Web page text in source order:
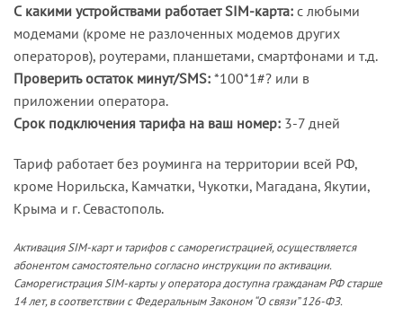
С какими устройствами работает SIM-карта: с любыми
модемами (кроме не разлоченных модемов других
операторов), роутерами, планшетами, смартфонами и т.д.
Проверить остаток минут/SMS: *100*1#? или в
приложении оператора.
Срок подключения тарифа на ваш номер: 3-7 дней
Тариф работает без роуминга на территории всей РФ,
кроме Норильска, Камчатки, Чукотки, Магадана, Якутии,
Крыма и г. Севастополь.
Активация SIM-карт и тарифов с саморегистрацией, осуществляется
абонентом самостоятельно согласно инструкции по активации.
Саморегистрация SIM-карты у оператора доступна гражданам РФ старше
14 лет, в соответствии с Федеральным Законом “О связи” 126-ФЗ.